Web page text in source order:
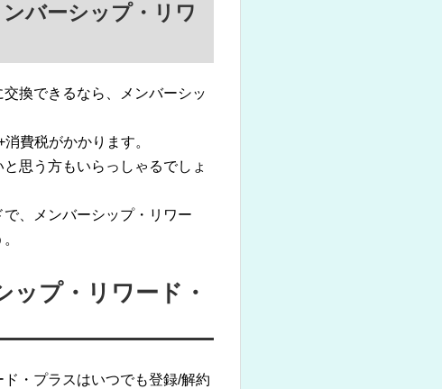
バーシップ・リワ
換できるなら、メンバーシッ
費税がかかります。
思う方もいらっしゃるでしょ
、メンバーシップ・リワー
プ・リワード・
・プラスはいつでも登録/解約